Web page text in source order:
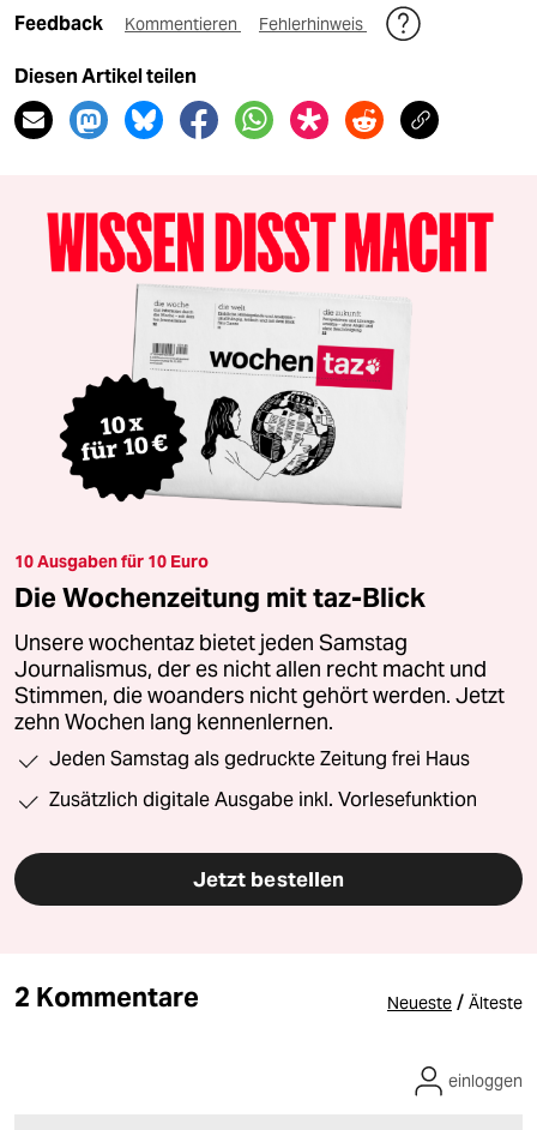
Feedback Kommentieren Fehlerhinweis
Diesen Artikel teilen
10 Ausgaben für 10 Euro
Die Wochenzeitung mit taz-Blick
Unsere wochentaz bietet jeden Samstag
Journalismus, der es nicht allen recht macht und
Stimmen, die woanders nicht gehört werden. Jetzt
zehn Wochen lang kennenlernen.
Jeden Samstag als gedruckte Zeitung frei Haus
Zusätzlich digitale Ausgabe inkl. Vorlesefunktion
Jetzt bestellen
2 Kommentare Neueste / Älteste
einloggen